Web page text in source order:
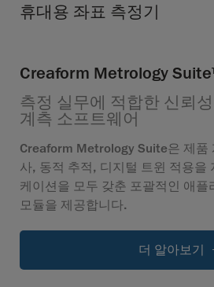
휴대용 좌표 측정기
Creaform Metrology Suite
측정 실무에 적합한 신뢰
계측 소프트웨어
Creaform Metrology Suite은 제품
사, 동적 추적, 디지털 트윈 적용을
케이션을 모두 갖춘 포괄적인 애플
모듈을 제공합니다.
더 알아보기